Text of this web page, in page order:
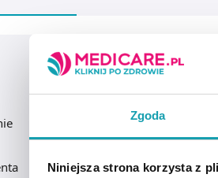
Zgoda
Niniejsza strona korzysta z